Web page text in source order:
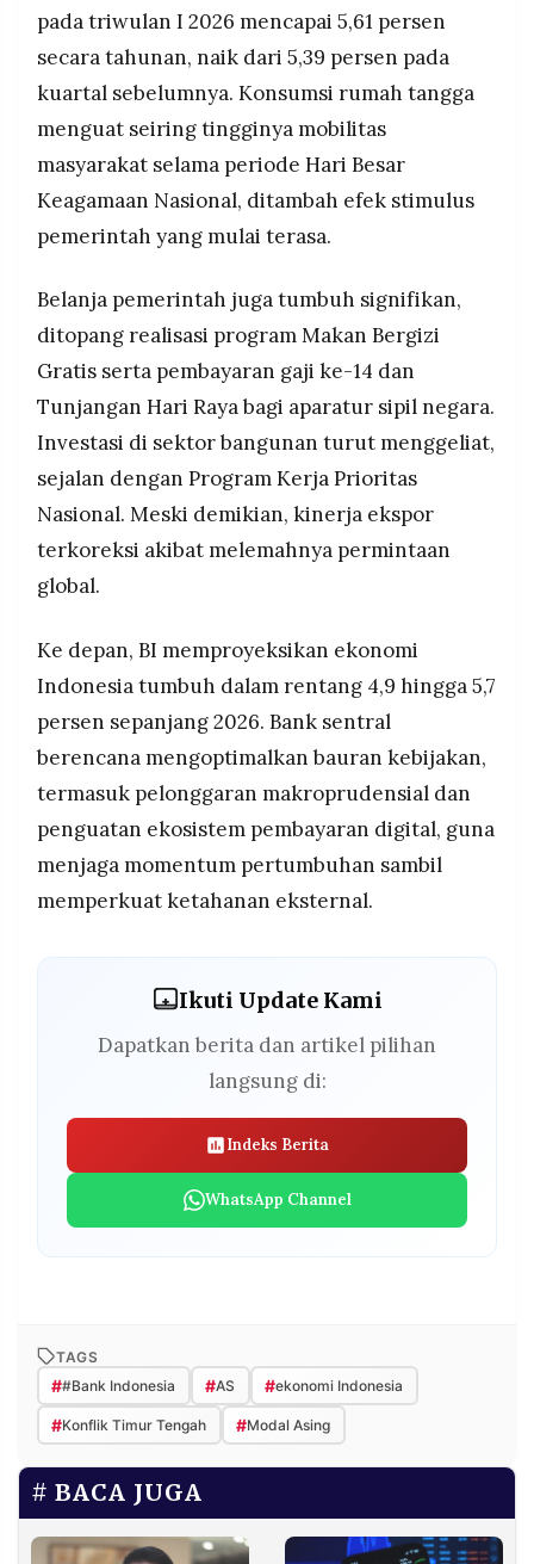
pada triwulan I 2026 mencapai 5,61 persen
secara tahunan, naik dari 5,39 persen pada
kuartal sebelumnya. Konsumsi rumah tangga
menguat seiring tingginya mobilitas
masyarakat selama periode Hari Besar
Keagamaan Nasional, ditambah efek stimulus
pemerintah yang mulai terasa.
Belanja pemerintah juga tumbuh signifikan,
ditopang realisasi program Makan Bergizi
Gratis serta pembayaran gaji ke-14 dan
Tunjangan Hari Raya bagi aparatur sipil negara.
Investasi di sektor bangunan turut menggeliat,
sejalan dengan Program Kerja Prioritas
Nasional. Meski demikian, kinerja ekspor
terkoreksi akibat melemahnya permintaan
global.
Ke depan, BI memproyeksikan ekonomi
Indonesia tumbuh dalam rentang 4,9 hingga 5,7
persen sepanjang 2026. Bank sentral
berencana mengoptimalkan bauran kebijakan,
termasuk pelonggaran makroprudensial dan
penguatan ekosistem pembayaran digital, guna
menjaga momentum pertumbuhan sambil
memperkuat ketahanan eksternal.
Ikuti Update Kami
Dapatkan berita dan artikel pilihan
langsung di:
Indeks Berita
WhatsApp Channel
TAGS
##Bank Indonesia #AS #ekonomi Indonesia
#Konflik Timur Tengah #Modal Asing
BACA JUGA